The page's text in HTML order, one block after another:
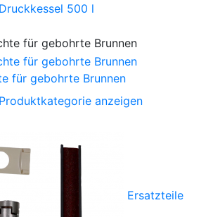
Druckkessel 500 l
für gebohrte Brunnen
Produktkategorie anzeigen
Ersatzteile